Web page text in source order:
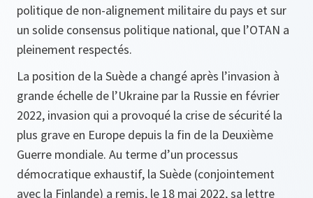
politique de non-alignement militaire du pays et sur
un solide consensus politique national, que l’OTAN a
pleinement respectés.
La position de la Suède a changé après l’invasion à
grande échelle de l’Ukraine par la Russie en février
2022, invasion qui a provoqué la crise de sécurité la
plus grave en Europe depuis la fin de la Deuxième
Guerre mondiale. Au terme d’un processus
démocratique exhaustif, la Suède (conjointement
avec la Finlande) a remis, le 18 mai 2022, sa lettre